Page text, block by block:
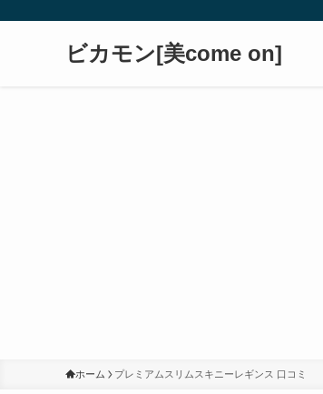
ビカモン[美come on]
ホーム プレミアムスリムスキニーレギンス 口コミ